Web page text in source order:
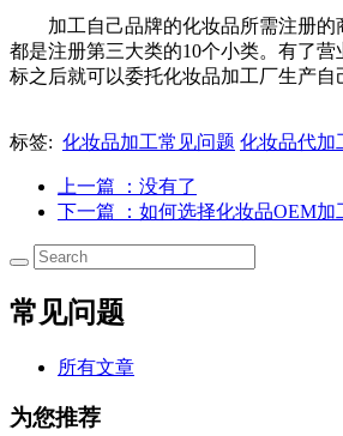
加工自己品牌的化妆品所需注册的
都是注册第三大类的10个小类。有了
标之后就可以委托化妆品加工厂生产自
标签: 化妆品加工常见问题 化妆品代加
上一篇
：没有了
下一篇
：如何选择化妆品OEM加
常见问题
所有文章
为您推荐